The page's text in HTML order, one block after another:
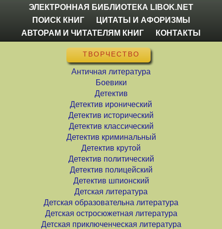
ЭЛЕКТРОННАЯ БИБЛИОТЕКА LIBOK.NET
ПОИСК КНИГ
ЦИТАТЫ И АФОРИЗМЫ
АВТОРАМ И ЧИТАТЕЛЯМ КНИГ
КОНТАКТЫ
ТВОРЧЕСТВО
Античная литература
Боевики
Детектив
Детектив иронический
Детектив исторический
Детектив классический
Детектив криминальный
Детектив крутой
Детектив политический
Детектив полицейский
Детектив шпионский
Детская литература
Детская образовательна литература
Детская остросюжетная литература
Детская приключенческая литература